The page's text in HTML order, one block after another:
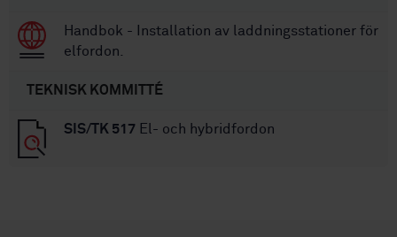
Handbok - Installation av laddningsstationer för
elfordon.
TEKNISK KOMMITTÉ
SIS/TK 517 El- och hybridfordon